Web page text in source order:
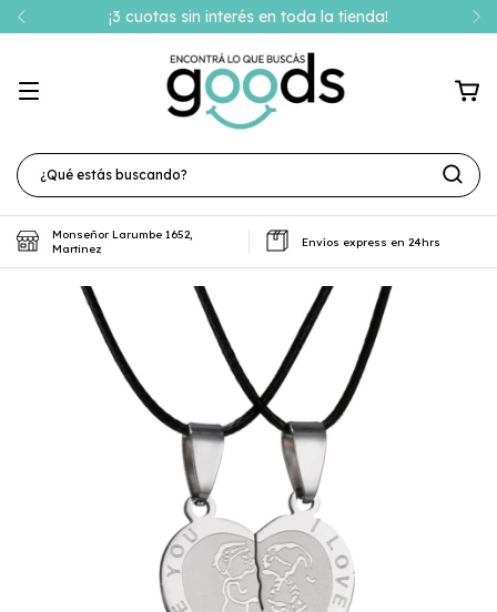
¡3 cuotas sin interés en toda la tienda!
Monseñor Larumbe 1652,
Martinez
Envíos express en 24hrs